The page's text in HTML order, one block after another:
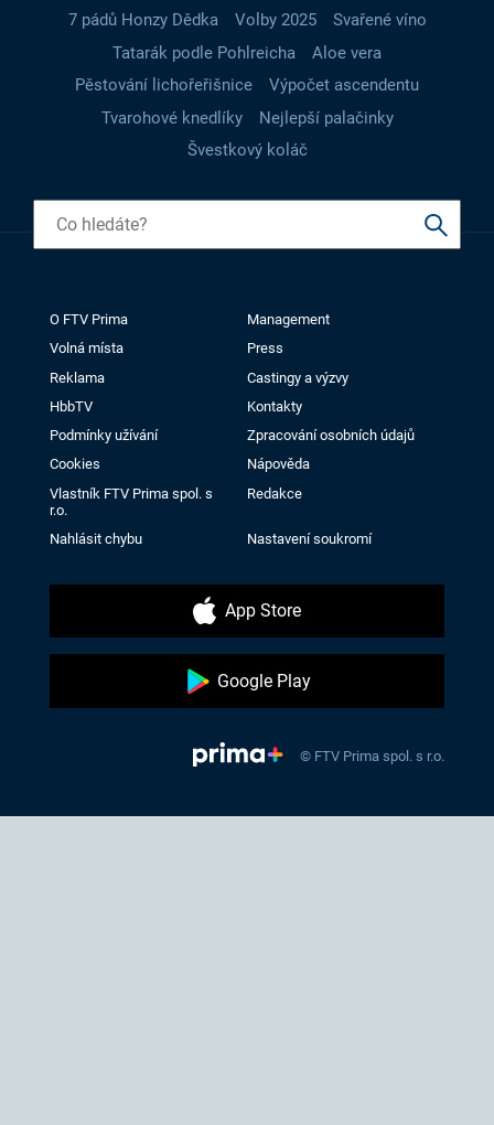
7 pádů Honzy Dědka
Volby 2025
Svařené víno
Tatarák podle Pohlreicha
Aloe vera
Pěstování lichořeřišnice
Výpočet ascendentu
Tvarohové knedlíky
Nejlepší palačinky
Švestkový koláč
O FTV Prima
Management
Volná místa
Press
Reklama
Castingy a výzvy
HbbTV
Kontakty
Podmínky užívání
Zpracování osobních údajů
Cookies
Nápověda
Vlastník FTV Prima spol. s
r.o.
Redakce
Nahlásit chybu Nastavení soukromí
App Store
Google Play
© FTV Prima spol. s r.o.